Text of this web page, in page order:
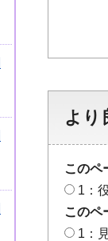
より
このペ
1：
このペ
1：